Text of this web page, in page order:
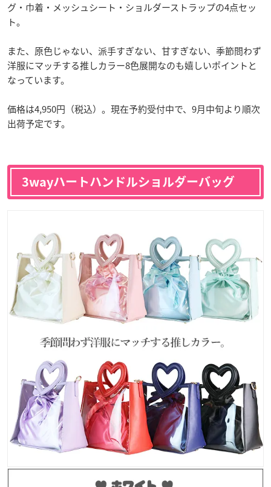
グ・巾着・メッシュシート・ショルダーストラップの4点セッ
ト。
また、原色じゃない、派手すぎない、甘すぎない、季節問わず
洋服にマッチする推しカラー8色展開なのも嬉しいポイントと
なっています。
価格は4,950円（税込）。現在予約受付中で、9月中旬より順次
出荷予定です。
3wayハートハンドルショルダーバッグ